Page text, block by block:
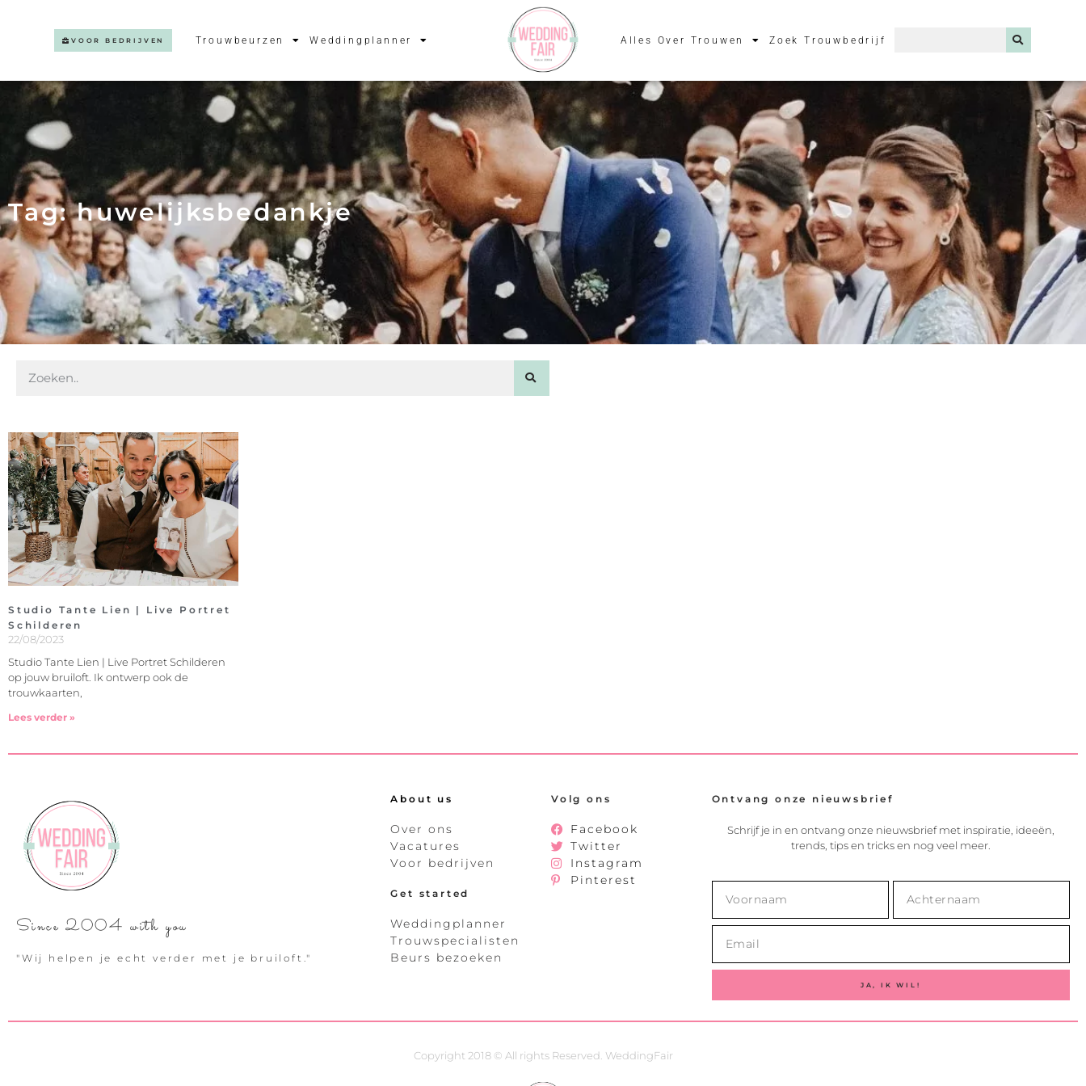
VOOR BEDRIJVEN Trouwbeurzen Weddingplanner Alles Over Trouwen Zoek Trouwbedrijf
Tag: huwelijksbedankje
Studio Tante Lien | Live Portret
Schilderen
22/08/2023
Studio Tante Lien | Live Portret Schilderen
op jouw bruiloft. Ik ontwerp ook de
trouwkaarten,
Lees verder »
Since 2004 with you
"Wij helpen je echt verder met je bruiloft."
About us
Over ons
Vacatures
Voor bedrijven
Get started
Weddingplanner
Trouwspecialisten
Beurs bezoeken
Volg ons
Facebook
Twitter
Instagram
Pinterest
Ontvang onze nieuwsbrief
Schrijf je in en ontvang onze nieuwsbrief met inspiratie, ideeën,
trends, tips en tricks en nog veel meer.
JA, IK WIL!
Copyright 2018 © All rights Reserved. WeddingFair